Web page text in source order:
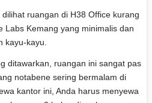
ruangan di H38 Office kurang
Labs Kemang yang minimalis dan
kayu-kayu.
ditawarkan, ruangan ini sangat pas
notabene sering bermalam di
kantor ini, Anda harus menyewa